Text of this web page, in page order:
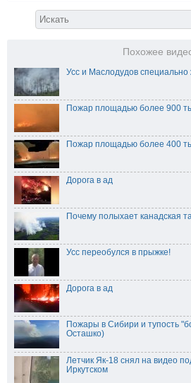
Похожее
Усс и Маслодудов специально
Пожар площадью более 900
Пожар площадью более 400
Дорога в ад
Почему полыхает канадская
Усс переобулся в прыжке!
Дорога в ад
Пожары в Сибири и тупость
Осташко)
Летчик Як-18 снял на видео
Иркутском